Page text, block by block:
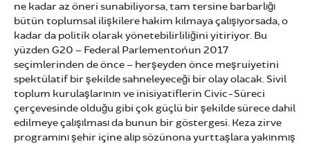
ne kadar az öneri sunabiliyorsa, tam tersine barbarlığı
bütün toplumsal ilişkilere hakim kılmaya çalışıyorsada, o
kadar da politik olarak yönetebilirliliğini yitiriyor. Bu
yüzden G20 – Federal Parlemento´nun 2017
seçimlerinden de önce – herşeyden önce meşruiyetini
spektülatif bir şekilde sahneleyeceği bir olay olacak. Sivil
toplum kurulaşlarının ve inisiyatiflerin Civic-Süreci
çerçevesinde olduğu gibi çok güçlü bir şekilde sürece dahil
edilmeye çalışılması da bunun bir göstergesi. Keza zirve
programını şehir içine alıp sözünona yurttaşlara yakınmış